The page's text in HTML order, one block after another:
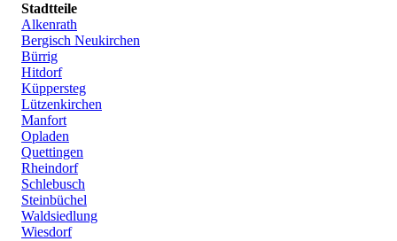
Stadtteile
Alkenrath
Bergisch Neukirchen
Bürrig
Hitdorf
Küppersteg
Lützenkirchen
Manfort
Opladen
Quettingen
Rheindorf
Schlebusch
Steinbüchel
Waldsiedlung
Wiesdorf